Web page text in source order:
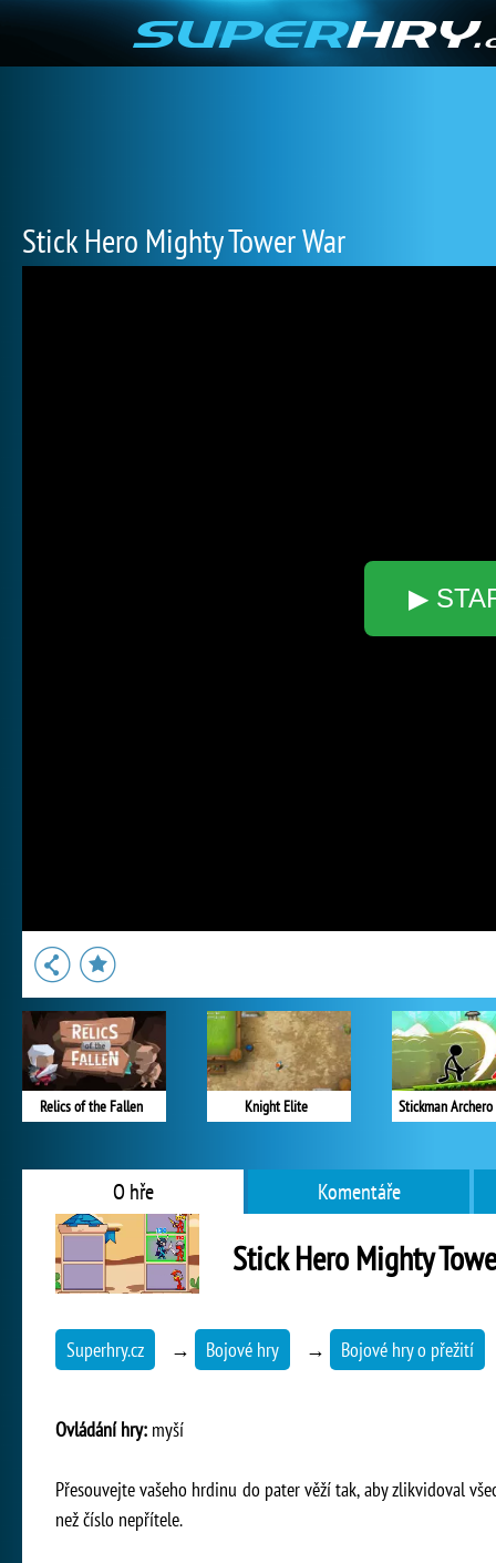
Stick Hero Mighty Tower War
▶
Relics of the Fallen Knight Elite Stickman
O hře Komentáře
Stick Hero Mighty
Superhry.cz → Bojové hry → Bojové hry o přežití
Ovládání hry: myší
Přesouvejte vašeho hrdinu do pater věží tak, aby zlikvidoval
než číslo nepřítele.